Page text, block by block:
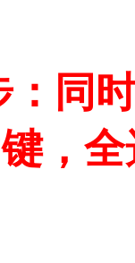
：同
，